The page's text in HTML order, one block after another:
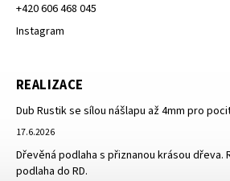
+420 606 468 045
Instagram
REALIZACE
Dub Rustik se sílou nášlapu až 4mm pro
17.6.2026
Dřevěná podlaha s přiznanou krásou dřeva.
podlaha do RD.